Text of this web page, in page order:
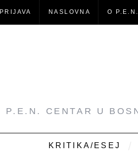
PRIJAVA NASLOVNA O
P.E.N. CENTAR U
KRITIKA/ESEJ